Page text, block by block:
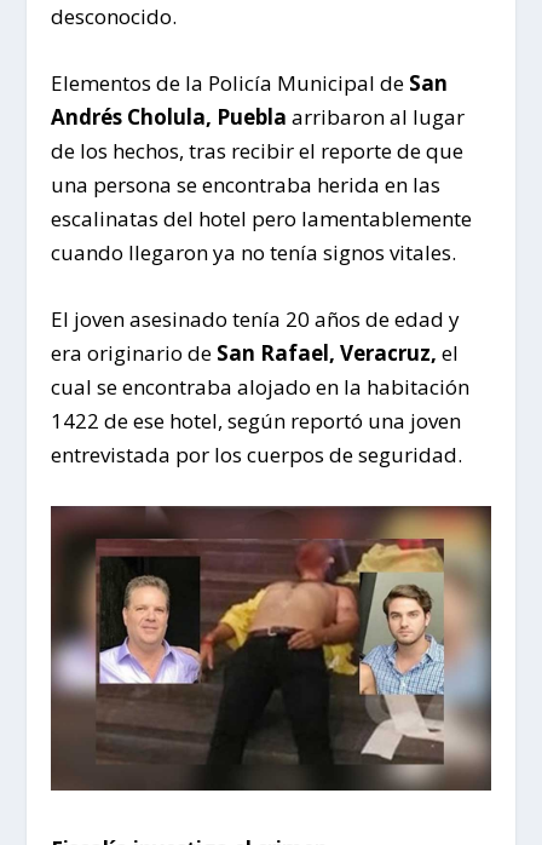
desconocido.
Elementos de la Policía Municipal de San
Andrés Cholula, Puebla arribaron al lugar
de los hechos, tras recibir el reporte de que
una persona se encontraba herida en las
escalinatas del hotel pero lamentablemente
cuando llegaron ya no tenía signos vitales.
El joven asesinado tenía 20 años de edad y
era originario de San Rafael, Veracruz, el
cual se encontraba alojado en la habitación
1422 de ese hotel, según reportó una joven
entrevistada por los cuerpos de seguridad.